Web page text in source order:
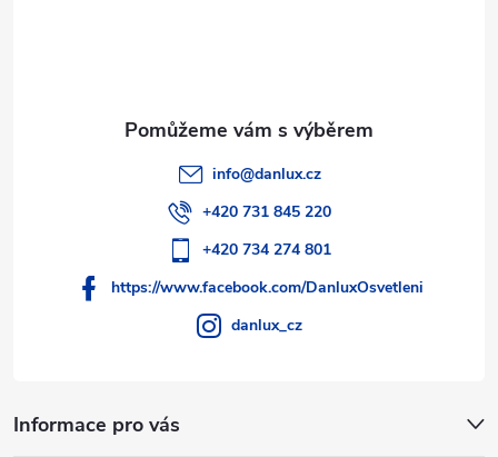
Informace pro vás
info@danlux.cz
+420 731 845 220
+420 734 274 801
https://www.facebook.com/DanluxOsvetleni
danlux_cz